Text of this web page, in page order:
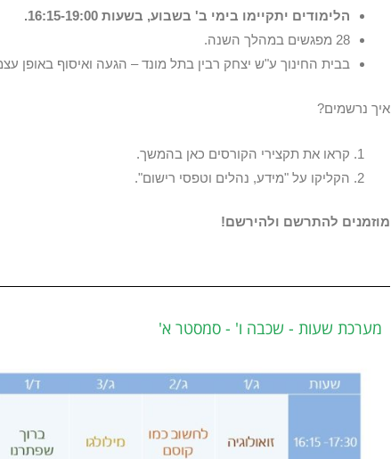
הלימודים יתקיימו בימי ב' בשבוע, בשעות 16:15-19:00.
28 מפגשים במהלך השנה.
בבית החינוך ע"ש יצחק רבין בתל מונד – הגעה ואיסוף באופן
איך נרשמים?
קראו את תקצירי הקורסים כאן בהמשך.
הקליקו על "מידע, נהלים וטפסי רישום".
מוזמנים להתרשם ולהירשם!
מערכת שעות - שכבה ו' - סמסטר א'